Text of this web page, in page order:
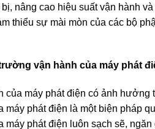
nâng cao hiệu suất vận hành
thiểu sự mài mòn của các bộ
vận hành của máy phát
của máy phát điện có ảnh
máy phát điện là một biện pháp
máy phát điện luôn sạch sẽ,